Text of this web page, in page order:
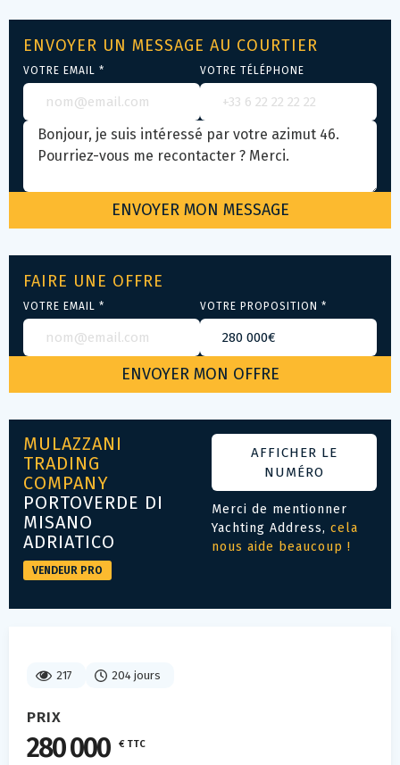
217 204 jours
PRIX
280 000 € TTC
ENVOYER UN MESSAGE AU COURTIER
VOTRE EMAIL * VOTRE TÉLÉPHONE
FAIRE UNE OFFRE
VOTRE EMAIL * VOTRE PROPOSITION *
MULAZZANI
TRADING
COMPANY
PORTOVERDE DI
MISANO
ADRIATICO
VENDEUR PRO
AFFICHER LE
NUMÉRO
Merci de mentionner
Yachting Address, cela
nous aide beaucoup !